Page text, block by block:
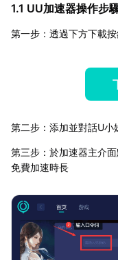
1.1 UU加速器操作步
第一步：透過下方下載
第二步：添加並對話U
第三步：於加速器主介
免費加速時長